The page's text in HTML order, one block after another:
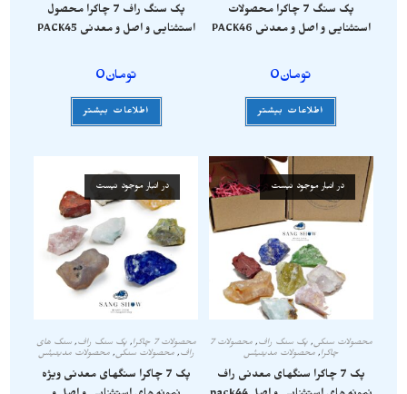
پک سنگ 7 چاکرا محصولات
استثنایی و اصل و معدنی PACK46
تومان0
اطلاعات بیشتر
پک سنگ راف 7 چاکرا محصول
استثنایی و اصل و معدنی PACK45
تومان0
اطلاعات بیشتر
در انبار موجود نیست
محصولات سنگی,پک سنگ راف,
محصولات 7
چاکرا,محصولات مدیتیشن
پک 7 چاکرا سنگهای معدنی راف
در انبار موجود نیست
محصولات 7 چاکرا ,پک سنگ راف,سنگ های
راف,محصولات سنگی,محصولات مدیتیشن
پک 7 چاکرا سنگهای معدنی ویژه